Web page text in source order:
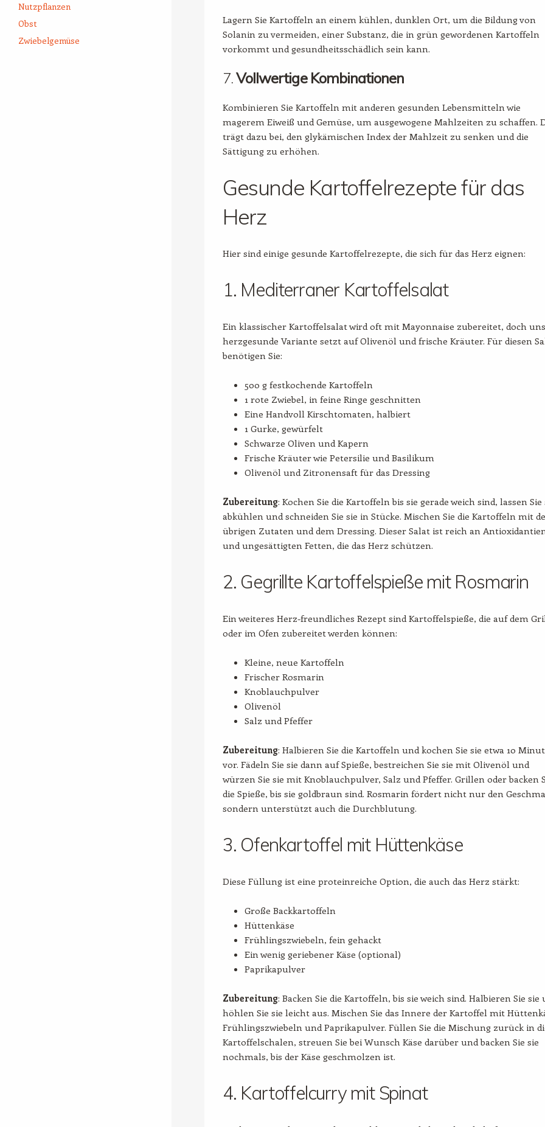
Lagern Sie Kartoffeln an einem kühlen, dunklen Ort, um die Bildung von
Solanin zu vermeiden, einer Substanz, die in grün gewordenen Kartoffeln
vorkommt und gesundheitsschädlich sein kann.
7.Vollwertige Kombinationen
Kombinieren Sie Kartoffeln mit anderen gesunden Lebensmitteln wie
magerem Eiweiß und Gemüse, um ausgewogene Mahlzeiten zu schaffen.
trägt dazu bei, den glykämischen Index der Mahlzeit zu senken und die
Sättigung zu erhöhen.
Gesunde Kartoffelrezepte für das
Herz
Hier sind einige gesunde Kartoffelrezepte, die sich für das Herz eignen:
1. Mediterraner Kartoffelsalat
Ein klassischer Kartoffelsalat wird oft mit Mayonnaise zubereitet, doch
herzgesunde Variante setzt auf Olivenöl und frische Kräuter. Für diesen
benötigen Sie:
500 g festkochende Kartoffeln
1 rote Zwiebel, in feine Ringe geschnitten
Eine Handvoll Kirschtomaten, halbiert
1 Gurke, gewürfelt
Schwarze Oliven und Kapern
Frische Kräuter wie Petersilie und Basilikum
Olivenöl und Zitronensaft für das Dressing
Zubereitung: Kochen Sie die Kartoffeln bis sie gerade weich sind, lassen Sie
abkühlen und schneiden Sie sie in Stücke. Mischen Sie die Kartoffeln mit
übrigen Zutaten und dem Dressing. Dieser Salat ist reich an
und ungesättigten Fetten, die das Herz schützen.
2. Gegrillte Kartoffelspieße mit Rosmarin
Ein weiteres Herz-freundliches Rezept sind Kartoffelspieße, die auf dem
oder im Ofen zubereitet werden können:
Kleine, neue Kartoffeln
Frischer Rosmarin
Knoblauchpulver
Olivenöl
Salz und Pfeffer
Zubereitung: Halbieren Sie die Kartoffeln und kochen Sie sie etwa 10
vor. Fädeln Sie sie dann auf Spieße, bestreichen Sie sie mit Olivenöl und
würzen Sie sie mit Knoblauchpulver, Salz und Pfeffer. Grillen oder backen
die Spieße, bis sie goldbraun sind. Rosmarin fördert nicht nur den
sondern unterstützt auch die Durchblutung.
3. Ofenkartoffel mit Hüttenkäse
Diese Füllung ist eine proteinreiche Option, die auch das Herz stärkt:
Große Backkartoffeln
Hüttenkäse
Frühlingszwiebeln, fein gehackt
Ein wenig geriebener Käse (optional)
Paprikapulver
Zubereitung: Backen Sie die Kartoffeln, bis sie weich sind. Halbieren Sie sie
höhlen Sie sie leicht aus. Mischen Sie das Innere der Kartoffel mit
Frühlingszwiebeln und Paprikapulver. Füllen Sie die Mischung zurück in
Kartoffelschalen, streuen Sie bei Wunsch Käse darüber und backen Sie sie
nochmals, bis der Käse geschmolzen ist.
4. Kartoffelcurry mit Spinat
Nutzpflanzen
Obst
Zwiebelgemüse